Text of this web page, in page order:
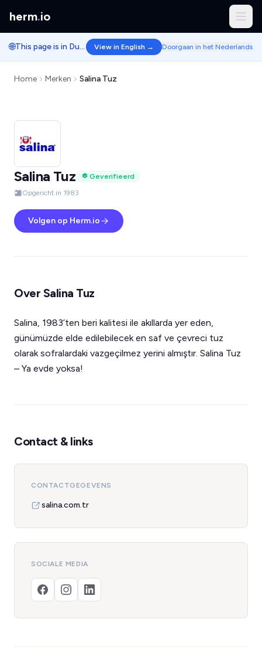
herm.io
🌐 This page is in Dutch. View in English → Doorgaan in het Nederlands
Home Merken Salina Tuz
Salina Tuz
Geverifieerd
Opgericht in 1983
Volgen op Herm.io
Over Salina Tuz
Salina, 1983’ten beri kalitesi ile akıllarda yer eden,
günümüzde elde edilebilecek en saf ve çevreci tuz
olarak sofralardaki vazgeçilmez yerini almıştır. Salina Tuz
– Ya evde yoksa!
Contact & links
CONTACTGEGEVENS
salina.com.tr
SOCIALE MEDIA